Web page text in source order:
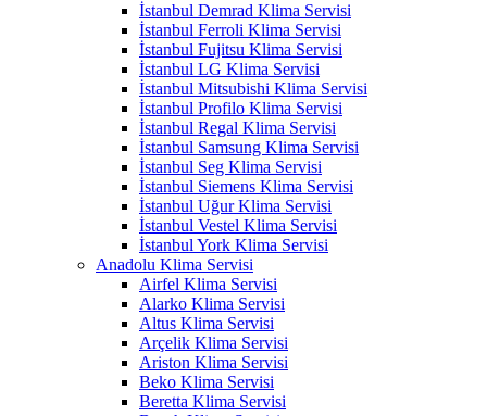
İstanbul Demrad Klima Servisi
İstanbul Ferroli Klima Servisi
İstanbul Fujitsu Klima Servisi
İstanbul LG Klima Servisi
İstanbul Mitsubishi Klima Servisi
İstanbul Profilo Klima Servisi
İstanbul Regal Klima Servisi
İstanbul Samsung Klima Servisi
İstanbul Seg Klima Servisi
İstanbul Siemens Klima Servisi
İstanbul Uğur Klima Servisi
İstanbul Vestel Klima Servisi
İstanbul York Klima Servisi
Anadolu Klima Servisi
Airfel Klima Servisi
Alarko Klima Servisi
Altus Klima Servisi
Arçelik Klima Servisi
Ariston Klima Servisi
Beko Klima Servisi
Beretta Klima Servisi